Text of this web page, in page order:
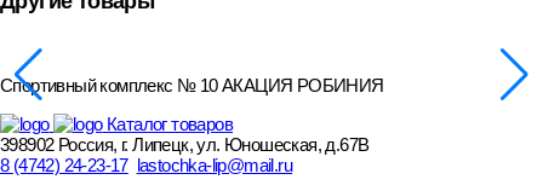
Спортивный комплекс № 10 АКАЦИЯ РОБИНИЯ
Каталог товаров
398902 Россия, г. Липецк, ул. Юношеская, д.67В
8 (4742) 24-23-17 lastochka-lip@mail.ru